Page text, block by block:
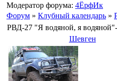
Модератор форума: 4ЁрфИк
Форум » Клубный календарь »
РВД-27 "Я водяной, я водяной"-
Шевген